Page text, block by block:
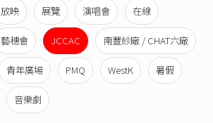
放映 展覽 演唱會 在線
藝穗會 JCCAC 南豐紗廠 / CHAT六廠
青年廣場 PMQ WestK 暑假
音樂劇